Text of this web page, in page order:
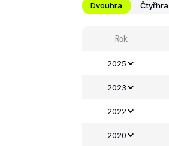
Dvouhra Čtyřhra
Rok
2025
2023
2022
2020